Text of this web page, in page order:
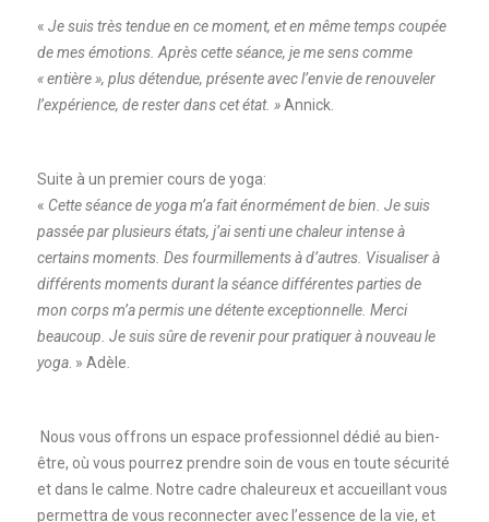
« Je suis très tendue en ce moment, et en même temps coupée
de mes émotions. Après cette séance, je me sens comme
« entière », plus détendue, présente avec l’envie de renouveler
l’expérience, de rester dans cet état. »Annick.
Suite à un premier cours de yoga:
« Cette séance de yoga m’a fait énormément de bien. Je suis
passée par plusieurs états, j’ai senti une chaleur intense à
certains moments. Des fourmillements à d’autres. Visualiser à
différents moments durant la séance différentes parties de
mon corps m’a permis une détente exceptionnelle. Merci
beaucoup. Je suis sûre de revenir pour pratiquer à nouveau le
yoga . » Adèle.
Nous vous offrons un espace professionnel dédié au bien-
être, où vous pourrez prendre soin de vous en toute sécurité
et dans le calme. Notre cadre chaleureux et accueillant vous
permettra de vous reconnecter avec l’essence de la vie, et